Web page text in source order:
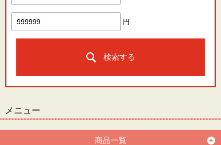
円
検索する
メニュー
商品一覧